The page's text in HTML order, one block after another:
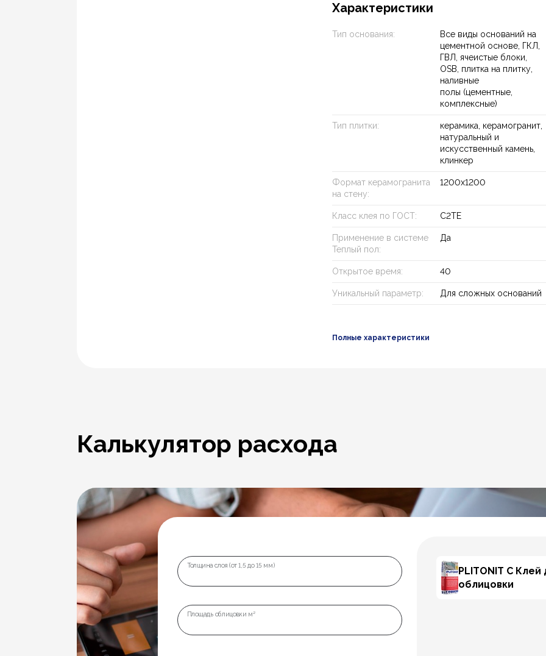
Характеристики
Тип основания:
Все виды оснований на
цементной основе, ГКЛ,
ГВЛ, ячеистые блоки,
OSB, плитка на плитку,
наливные
полы (цементные,
комплексные)
Тип плитки:
керамика, керамогранит,
натуральный и
искусственный камень,
клинкер
Формат керамогранита
на стену:
1200х1200
Класс клея по ГОСТ: C2TE
Применение в системе
Теплый пол:
Да
Открытое время: 40
Уникальный параметр: Для сложных оснований
Полные характеристики
Калькулятор расхода
Толщина слоя (от 1,5 до 15 мм)
Площадь облицовки м²
PLITONIT С Клей
облицовки